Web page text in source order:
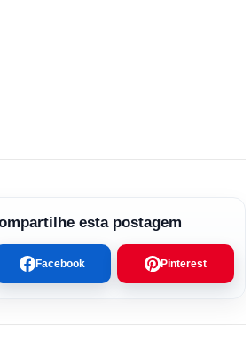
esta postagem
Facebook Pinterest